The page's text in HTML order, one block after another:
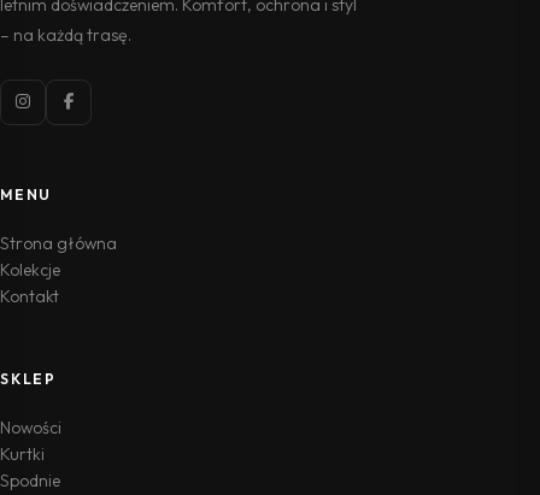
letnim doświadczeniem. Komfort, ochrona i styl
– na każdą trasę.
MENU
Strona główna
Kolekcje
Kontakt
SKLEP
Nowości
Kurtki
Spodnie